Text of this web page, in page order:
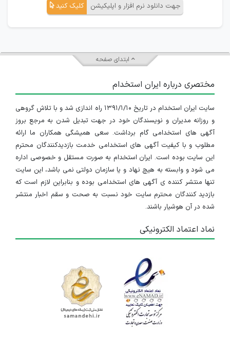
جهت دانلود نرم افزار و اپلیکیشن کلیک کنید
ابتدای صفحه
مختصری درباره ایران استخدام
سایت ایران استخدام در تاریخ ۱۳۹۱/۱/۱۰ راه اندازی شد و با تلاش گروهی
و روزانه مدیران و نویسندگان خود در جهت تبدیل شدن به مرجع بروز
آگهی های استخدامی گام برداشت. سعی همیشگی همکاران ما ارائه
مطلوب و با کیفیت آگهی های استخدامی خدمت بازدیدکنندگان محترم
این سایت بوده است. ایران استخدام به صورت مستقل و خصوصی اداره
می شود و وابسته به هیچ نهاد و یا سازمان دولتی نمی باشد، این سایت
تنها منتشر کننده ی آگهی های استخدامی بوده و بنابراین لازم است که
بازدید کنندگان محترم سایت خود نسبت به صحت و سقم اخبار منتشر
شده در آن هوشیار باشند.
نماد اعتماد الکترونیکی